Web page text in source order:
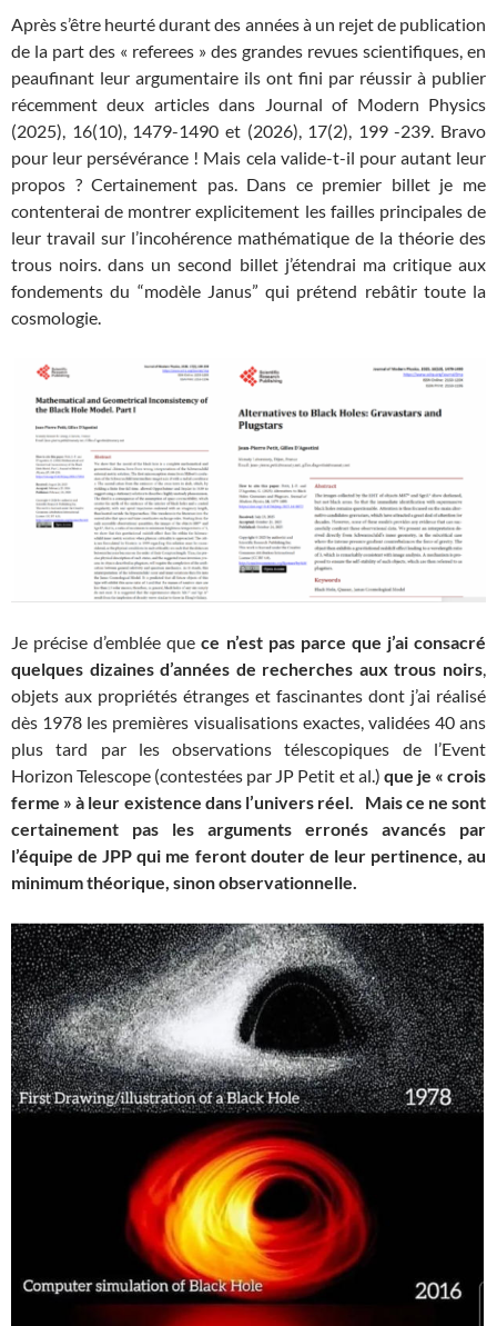
Après s’être heurté durant des années à un rejet de publication
de la part des « referees » des grandes revues scientifiques, en
peaufinant leur argumentaire ils ont fini par réussir à publier
récemment deux articles dans Journal of Modern Physics
(2025), 16(10), 1479-1490 et (2026), 17(2), 199 -239. Bravo
pour leur persévérance ! Mais cela valide-t-il pour autant leur
propos ? Certainement pas. Dans ce premier billet je me
contenterai de montrer explicitement les failles principales de
leur travail sur l’incohérence mathématique de la théorie des
trous noirs. dans un second billet j’étendrai ma critique aux
fondements du “modèle Janus” qui prétend rebâtir toute la
cosmologie.
Je précise d’emblée quece n’est pas parce que j’ai consacré
quelques dizaines d’années de recherches aux trous noirs,
objets aux propriétés étranges et fascinantes dont j’ai réalisé
dès 1978 les premières visualisations exactes, validées 40 ans
plus tard par les observations télescopiques de l’Event
Horizon Telescope (contestées par JP Petit et al.) que je « crois
ferme » à leur existence dans l’univers réel. Mais ce ne sont
certainement pas les arguments erronés avancés par
l’équipe de JPP qui me feront douter de leur pertinence, au
minimum théorique, sinon observationnelle.